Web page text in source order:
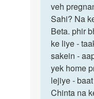
sex
krte
time
wife
k
by
yeh
ke
rahe
hain
ki
veh
Sahi? Na
Beta. phir
ke liye -
sakein -
yek home
lejiye -
Chinta na